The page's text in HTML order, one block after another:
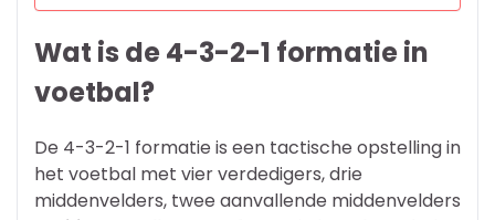
Wat is de 4-3-2-1 formatie in
voetbal?
De 4-3-2-1 formatie is een tactische opstelling in
het voetbal met vier verdedigers, drie
middenvelders, twee aanvallende middenvelders